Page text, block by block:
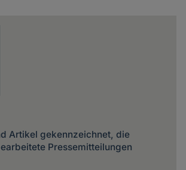
Artikel gekennzeichnet, die
Pressemitteilungen